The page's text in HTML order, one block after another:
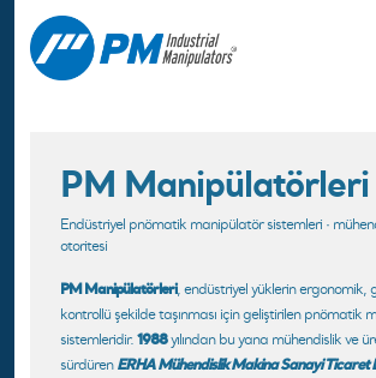
PM Manipülatörleri
Endüstriyel pnömatik manipülatör sistemleri ·
otoritesi
PM Manipülatörleri, endüstriyel yüklerin ergonomik,
kontrollü şekilde taşınması için geliştirilen pnömatik
sistemleridir.1988yılından bu yana mühendislik ve
sürdüren ERHA Mühendislik Makina Sanayi Ticaret